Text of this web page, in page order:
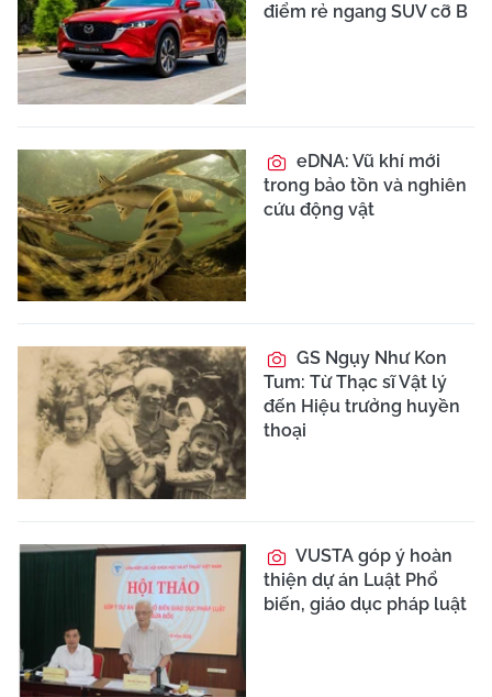
điểm rẻ ngang SUV cỡ B
eDNA: Vũ khí mới
trong bảo tồn và nghiên
cứu động vật
GS Ngụy Như Kon
Tum: Từ Thạc sĩ Vật lý
đến Hiệu trưởng huyền
thoại
VUSTA góp ý hoàn
thiện dự án Luật Phổ
biến, giáo dục pháp luật